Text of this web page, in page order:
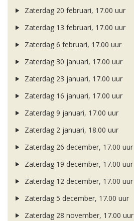
Zaterdag 20 februari, 17.00 uur
Zaterdag 13 februari, 17.00 uur
Zaterdag 6 februari, 17.00 uur
Zaterdag 30 januari, 17.00 uur
Zaterdag 23 januari, 17.00 uur
Zaterdag 16 januari, 17.00 uur
Zaterdag 9 januari, 17.00 uur
Zaterdag 2 januari, 18.00 uur
Zaterdag 26 december, 17.00 uur
Zaterdag 19 december, 17.00 uur
Zaterdag 12 december, 17.00 uur
Zaterdag 5 december, 17.00 uur
Zaterdag 28 november, 17.00 uur